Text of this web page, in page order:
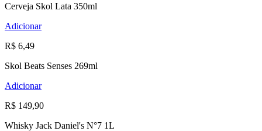
Cerveja Skol Lata 350ml
Adicionar
R$ 6,49
Skol Beats Senses 269ml
Adicionar
R$ 149,90
Whisky Jack Daniel's N°7 1L